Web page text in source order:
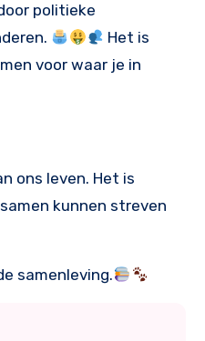
politieke
Het is
voor waar je in
ons leven. Het is
kunnen streven
samenleving.